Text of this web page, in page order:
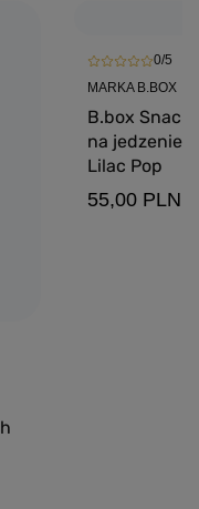
0/5
MARKA B.BOX
B.box
na jedzenie i
Lilac Pop
55,00 PLN